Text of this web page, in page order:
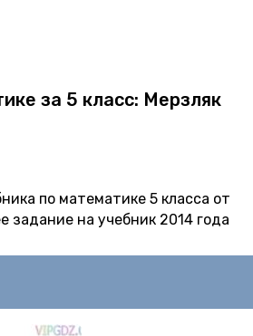
за 5 класс: Мерзляк
по математике 5 класса от
задание на учебник 2014 года